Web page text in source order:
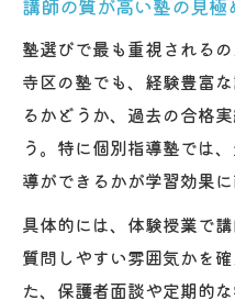
講師の質が高い塾の見
塾選びで最も重視される
寺区の塾でも、経験豊富
るかどうか、過去の合格
う。特に個別指導塾では
導ができるかが学習効果に
具体的には、体験授業で
質問しやすい雰囲気かを
た、保護者面談や定期的